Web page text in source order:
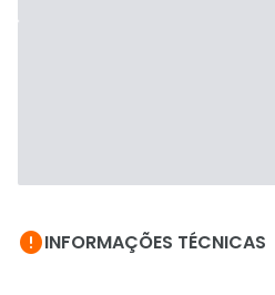
INFORMAÇÕES TÉCNICAS